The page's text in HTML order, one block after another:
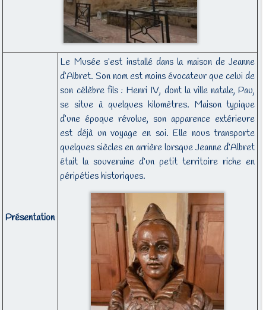
Présentation
Le Musée s’est installé dans la maison de Jeanne
d’Albret. Son nom est moins évocateur que celui de
son célèbre fils : Henri IV, dont la ville natale, Pau,
se situe à quelques kilomètres. Maison typique
d’une époque révolue, son apparence extérieure
est déjà un voyage en soi. Elle nous transporte
quelques siècles en arrière lorsque Jeanne d’Albret
était la souveraine d’un petit territoire riche en
péripéties historiques.